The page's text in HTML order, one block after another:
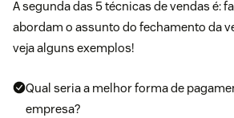
A segunda das 5 técnicas de vendas é:
abordam o assunto do fechamento da
veja alguns exemplos!
Qual seria a melhor forma de
empresa?